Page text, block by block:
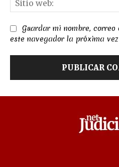
Guardar mi nombre,
este navegador la próxima